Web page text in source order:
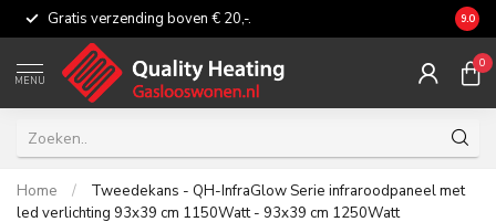
Gratis verzending boven € 20,-. 9.0
MENU
0
Home /
Tweedekans - QH-InfraGlow Serie infraroodpaneel met
led verlichting 93x39 cm 1150Watt - 93x39 cm 1250Watt